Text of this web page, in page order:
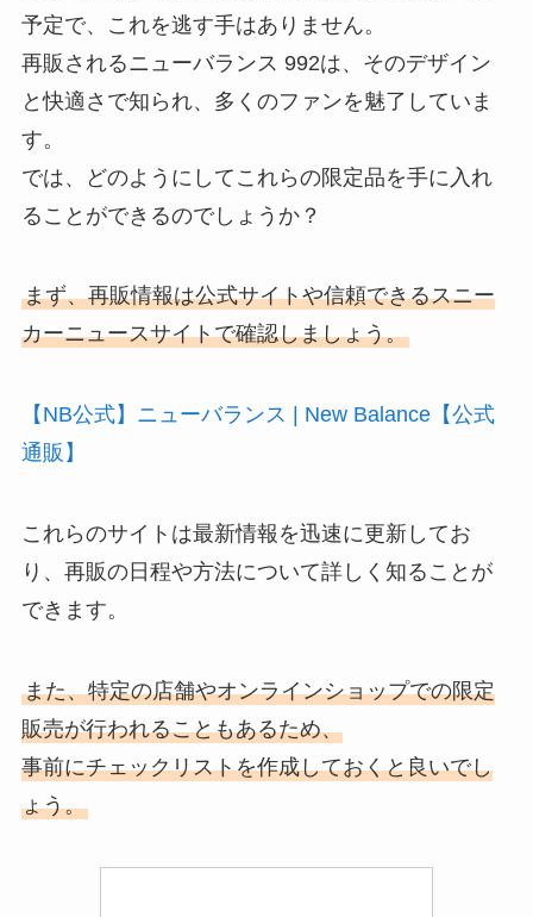
予定で、これを逃す手はありません。
再販されるニューバランス 992は、そのデザイン
と快適さで知られ、多くのファンを魅了していま
す。
では、どのようにしてこれらの限定品を手に入れ
ることができるのでしょうか？
まず、再販情報は公式サイトや信頼できるスニー
カーニュースサイトで確認しましょう。
【NB公式】ニューバランス | New Balance【公式
通販】
これらのサイトは最新情報を迅速に更新してお
り、再販の日程や方法について詳しく知ることが
できます。
また、特定の店舗やオンラインショップでの限定
販売が行われることもあるため、
事前にチェックリストを作成しておくと良いでし
ょう。